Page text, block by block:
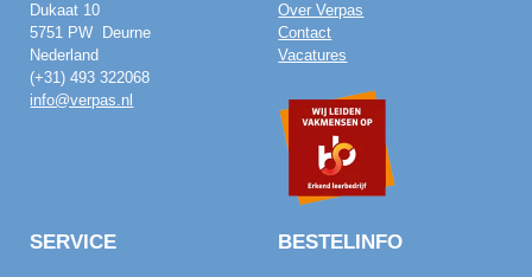
Dukaat 10
5751 PW Deurne
Nederland
(+31) 493 322068
info@verpas.nl
Over Verpas
Contact
Vacatures
SERVICE BESTELINFO